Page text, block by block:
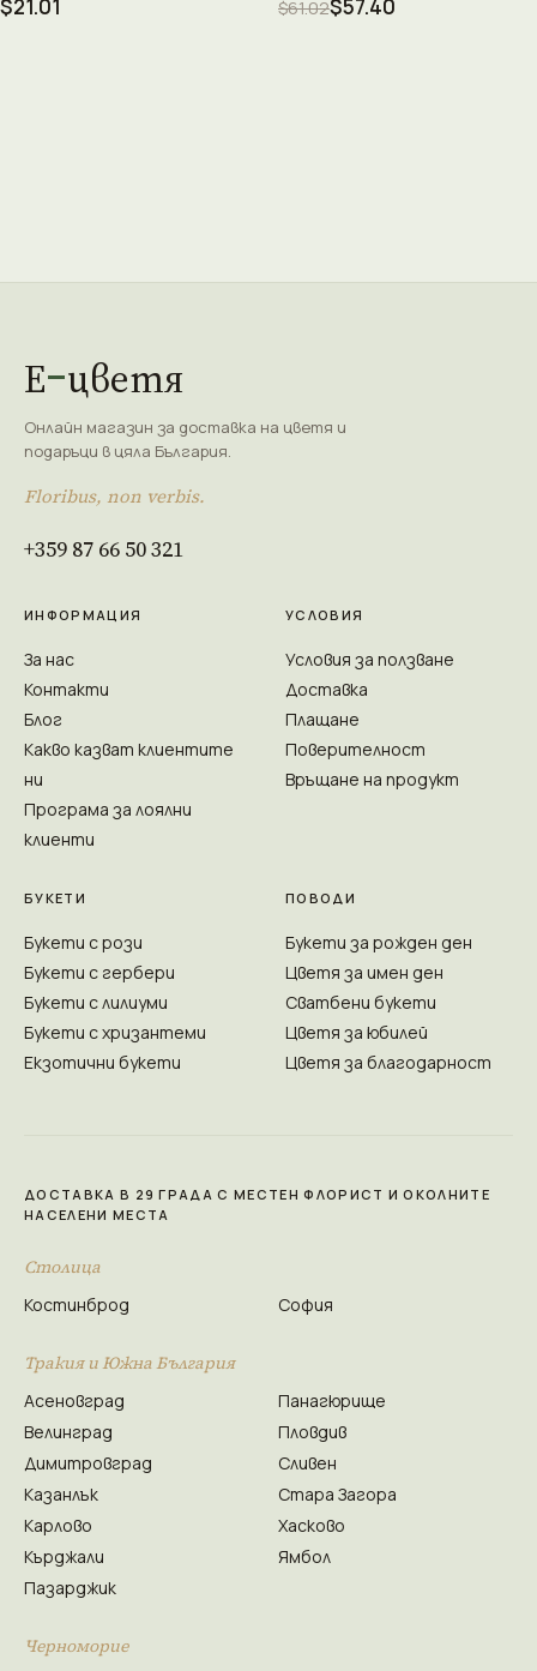
$21.01 $61.02$57.40
Е цветя
Онлайн магазин за доставка на цветя и
подаръци в цяла България.
Floribus, non verbis.
+359 87 66 50 321
ИНФОРМАЦИЯ
За нас
Контакти
Блог
Какво казват клиентите
ни
Програма за лоялни
клиенти
УСЛОВИЯ
Условия за ползване
Доставка
Плащане
Поверителност
Връщане на продукт
БУКЕТИ
Букети с рози
Букети с гербери
Букети с лилиуми
Букети с хризантеми
Екзотични букети
ПОВОДИ
Букети за рожден ден
Цветя за имен ден
Сватбени букети
Цветя за юбилей
Цветя за благодарност
ДОСТАВКА В 29 ГРАДА С МЕСТЕН ФЛОРИСТ И ОКОЛНИТЕ
НАСЕЛЕНИ МЕСТА
Столица
Костинброд София
Тракия и Южна България
Асеновград
Велинград
Димитровград
Казанлък
Карлово
Кърджали
Пазарджик
Панагюрище
Пловдив
Сливен
Стара Загора
Хасково
Ямбол
Черноморие